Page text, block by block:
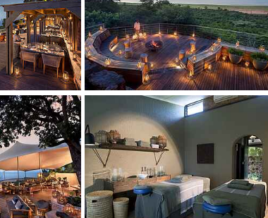
Show larger version